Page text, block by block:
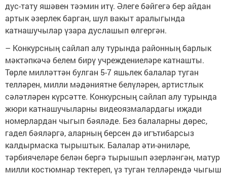
дус-тату яшәвен тәэмин итү. Әлеге бәйгегә бер айдан
артык әзерлек барган, шул вакыт аралыгында
катнашучылар үзара дуслашып өлгергән.
– Конкурсның сайлап алу турында районның барлык
мәктәпкәчә белем бирү учреждениеләре катнашты.
Төрле милләттән булган 5-7 яшьлек балалар туган
телләрен, милли мәдәниятне белүләрен, артистлык
сәләтләрен күрсәтте. Конкурсның сайлап алу турында
жюри катнашучыларны видеоязмалардагы иҗади
номерлардан чыгып бәяләде. Без балаларны дөрес,
гадел бәяләргә, аларның берсен дә игътибарсыз
калдырмаска тырыштык. Балалар әти-әниләре,
тәрбиячеләре белән бергә тырышып әзерләнгән, матур
милли костюмнар тектереп, үз туган телләрендә чыгыш